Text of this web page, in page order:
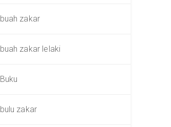
buah zakar
buah zakar lelaki
Buku
bulu zakar